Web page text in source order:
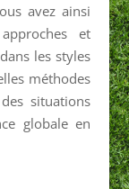
avez ainsi
et
les styles
méthodes
situations
globale en